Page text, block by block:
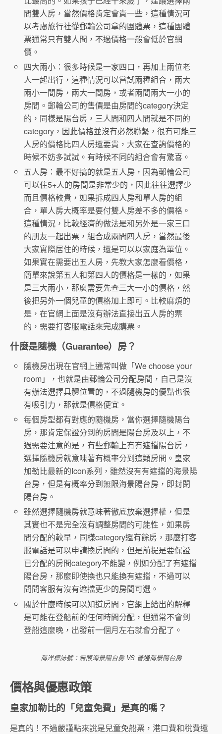
間雙人房，當然價格肯定會貴一些，這種情況可
以考慮旅行社從郵輪公司拿的團體票，這種團體
票通常只有雙人間，不過價格一般會低於官網
價。
四大兩小：很多時候是一家四口，再加上兩位老
人一起出行，這種情況可以嘗試兩種組合，兩大
兩小一間房，兩大一間房，或者兩間兩大一小的
房間。郵輪公司的售價是由房間的category決定
的，同樣是陽台房，三人間和四人間就是不同的
category，因此價格並沒有必然聯繫，很有可能三
人房的價格比四人房還要貴，大家在查詢價格的
時候不妨多試試。有時候不同的組合會有驚喜。
五人房：最不好搞的就是五人房，因為郵輪公司
可以住5+人的房間是非常少的，因此往往選擇少
而且價格較貴，如果拆成四人房和單人房的組
合，單人房大概率是要付雙人房差不多的價格。
這種情況，比較經濟的做法是和另外是一家三口
的朋友一起出票，組合成兩間四人房，當然最後
大家實際居住的時候，還是可以以家庭為單位。
如果實在需要出五人房，先教大家怎麼看價格，
簡單來說第五人和第四人的價格是一樣的，如果
是三大兩小，那麼需要先查三大一小的價格，然
後把另外一個兒童的價格加上即可。比較麻煩的
是，在官網上面是沒有辦法直接出五人房的票
的，需要打客服電話來完成購票。
什麼是隨機（Guarantee）房？
隨機房出現在官網上通常叫做「We choose your
room」，也就是由郵輪公司分配房間，自己是沒
有辦法選擇具體位置的，不過隨機房的優點也很
有吸引力，那就是價格便宜。
每個房型都有對應的隨機房，當你選擇隨機陽台
房，那肯定保證分到的房間是陽台房及以上，不
過需要注意的是，有些郵輪上有有遮擋陽台房，
選擇隨機房就意味著有概率分到這類房間。皇家
加勒比最新的Icon系列，雖然沒有有遮擋的海景陽
台房，但是有概率分到無限海景陽台房，即封閉
陽台房。
雖然選擇隨機房就意味著徹底放棄選擇權，但是
其實也不是完全沒有調整房間的可能性，如果房
間分配的較早，同樣category還有餘房，那麼打客
服電話是可以申請換房間的，但是前提是要保證
已分配的房間category不能變，例如分配了有遮擋
陽台房，那麼即使換也只能換有遮擋，不過可以
問問客服有沒有遮擋更少的房間可選。
關於什麼時候可以知道房間，官網上給出的解釋
是可能在登船前的任何時間分配，但通常不會到
登船這麼晚，出發前一個月左右就會分配了。
海洋標誌號：無限海景陽台房 VS 普通海景陽台房
價格與優惠政策
皇家加勒比的「兒童免費」是真的嗎？
是真的！不過嚴謹點來說是兒童免船票，港口費和稅費還